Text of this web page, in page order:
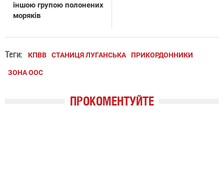
іншою групою полонених
моряків
Теги: КПВВ СТАНИЦЯ ЛУГАНСЬКА ПРИКОРДОННИКИ
ЗОНА ООС
ПРОКОМЕНТУЙТЕ